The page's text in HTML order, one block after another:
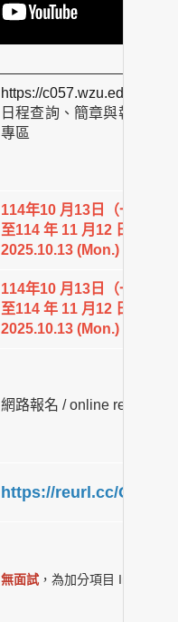
https://c057.wzu.edu.tw
日程查詢、簡章與報名相
專區
114年10 月13日（一）9:00
至114 年 11 月12 日（三）
2025.10.13 (Mon.) 9:00 -
114年10 月13日（一）9:00
至114 年 11 月12 日（三）
2025.10.13 (Mon.) 9:00 -
網路報名 / online
https://reurl.cc/
無面試 ，為加分項目